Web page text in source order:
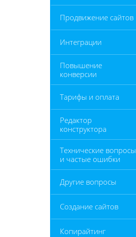
Продвижение сайтов
Интеграции
Повышение
конверсии
Тарифы и оплата
Редактор
конструктора
Технические вопросы
и частые ошибки
Другие вопросы
Создание сайтов
Копирайтинг